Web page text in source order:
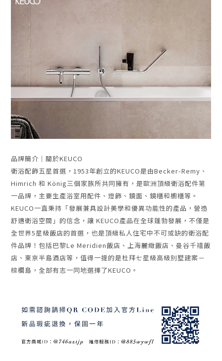
品牌簡介｜關於KEUCO
衛浴配飾五星首選，1953年創立的KEUCO是由Becker-Remy、
Himrich 和 König三個家族所共同擁有，是歐洲頂級衛浴配件第
一品牌，主要生產浴室用配件、燈飾、鏡面、鏡櫃和櫥櫃等。
KEUCO一直秉持「發展兼具設計美學和優異功能性的產品，營造
舒適衛浴空間」的信念，讓 KEUCO產品在全球蓬勃發展，不僅是
全世界5星級飯店的首選，也是頂級私人住宅中不可或缺的衛浴配
件品牌！包括巴黎Le Meridien飯店、上海麗緻飯店、曼谷千禧飯
店、東京半島酒店等，值得一提的是杜拜七星級高級別墅建案－
棕櫚島，全部有志一同地選擇了KEUCO。